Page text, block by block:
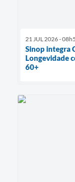
21 JUL 2026 -
Sinop integra
Longevidade
60+